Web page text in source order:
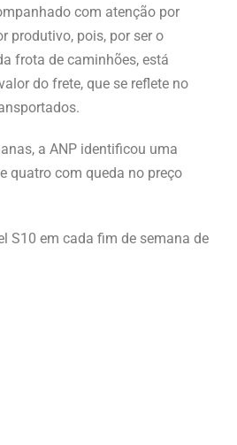
com atenção por
produtivo, pois, por ser o
frota de caminhões, está
do frete, que se reflete no
a ANP identificou uma
quatro com queda no preço
S10 em cada fim de semana de